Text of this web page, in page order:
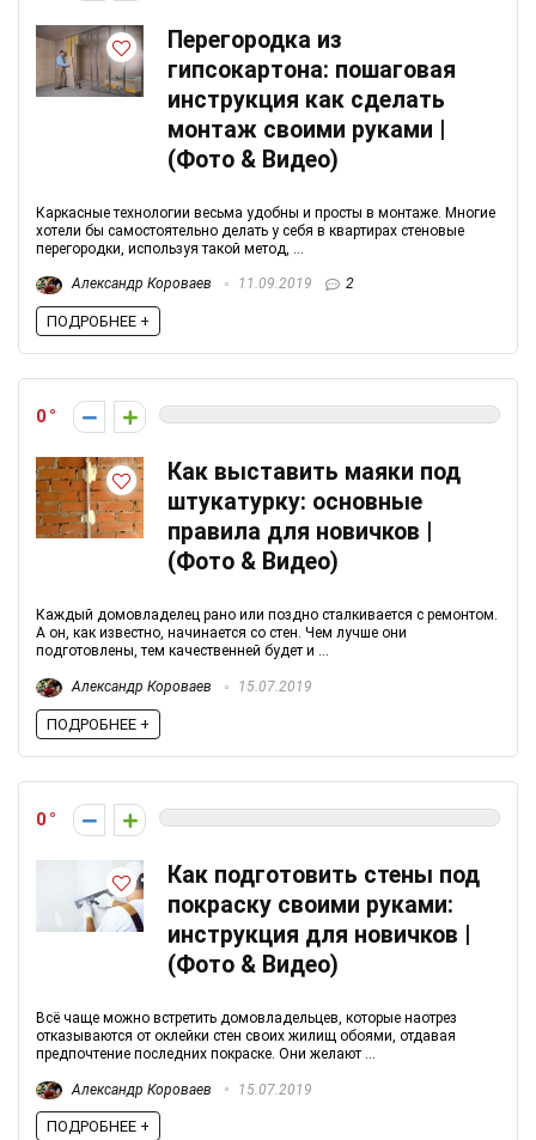
Перегородка из
гипсокартона: пошаговая
инструкция как сделать
монтаж своими руками |
(Фото & Видео)
Каркасные технологии весьма удобны и просты в монтаже. Многие
хотели бы самостоятельно делать у себя в квартирах стеновые
перегородки, используя такой метод, ...
Александр Короваев 11.09.2019 2
ПОДРОБНЕЕ +
0
Как выставить маяки под
штукатурку: основные
правила для новичков |
(Фото & Видео)
Каждый домовладелец рано или поздно сталкивается с ремонтом.
А он, как известно, начинается со стен. Чем лучше они
подготовлены, тем качественней будет и ...
Александр Короваев 15.07.2019
ПОДРОБНЕЕ +
0
Как подготовить стены под
покраску своими руками:
инструкция для новичков |
(Фото & Видео)
Всё чаще можно встретить домовладельцев, которые наотрез
отказываются от оклейки стен своих жилищ обоями, отдавая
предпочтение последних покраске. Они желают ...
Александр Короваев 15.07.2019
ПОДРОБНЕЕ +